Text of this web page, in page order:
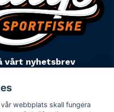
vårt nyhetsbrev
Nyehandel AB
webbplats skall fungera